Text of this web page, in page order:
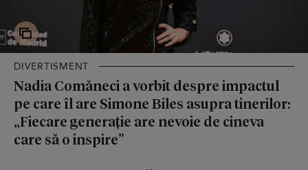
DIVERTISMENT
Nadia Comăneci a vorbit despre impactul
pe care îl are Simone Biles asupra tinerilor:
„Fiecare generație are nevoie de cineva
care să o inspire”